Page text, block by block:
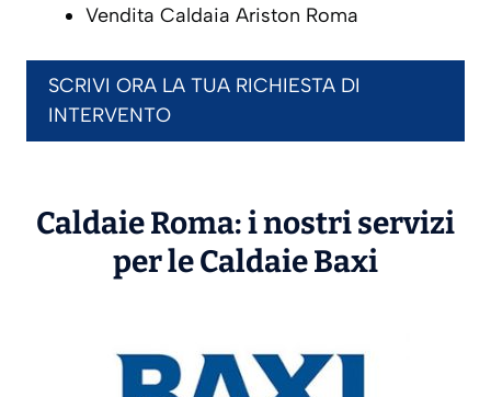
Vendita Caldaia Ariston Roma
SCRIVI ORA LA TUA RICHIESTA DI
INTERVENTO
Caldaie Roma: i nostri servizi
per le CaldaieBaxi